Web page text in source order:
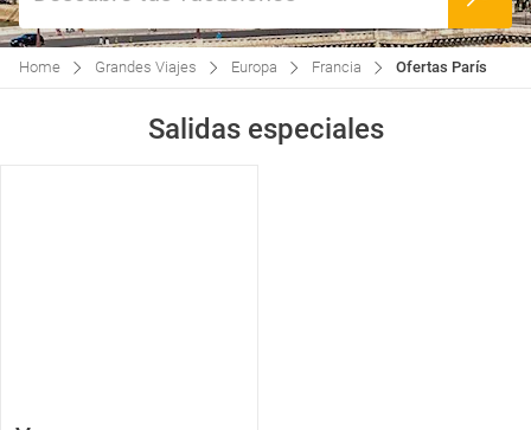
Home Grandes Viajes Europa Francia Ofertas París
Salidas especiales